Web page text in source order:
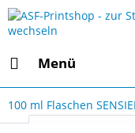
Menü
100 ml Flaschen